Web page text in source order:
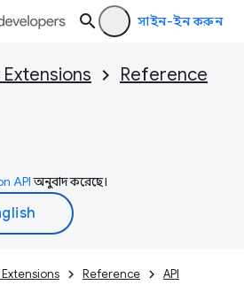
সাইন-ইন করুন
Reference
APIঅনুবাদ করেছে।
Reference API